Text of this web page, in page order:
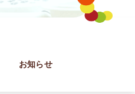
お知らせ